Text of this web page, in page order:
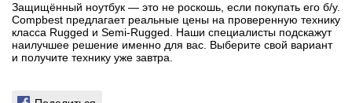
Защищённый ноутбук — это не роскошь, если покупать его б/у.
Compbest предлагает реальные цены на проверенную технику
класса Rugged и Semi-Rugged. Наши специалисты подскажут
наилучшее решение именно для вас. Выберите свой вариант
и получите технику уже завтра.